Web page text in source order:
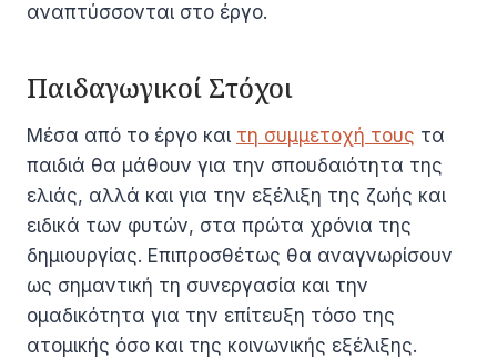
αναπτύσσονται στο έργο.
Παιδαγωγικοί Στόχοι
Μέσα από το έργο και τη συμμετοχή τους τα
παιδιά θα μάθουν για την σπουδαιότητα της
ελιάς, αλλά και για την εξέλιξη της ζωής και
ειδικά των φυτών, στα πρώτα χρόνια της
δημιουργίας. Επιπροσθέτως θα αναγνωρίσουν
ως σημαντική τη συνεργασία και την
ομαδικότητα για την επίτευξη τόσο της
ατομικής όσο και της κοινωνικής εξέλιξης.